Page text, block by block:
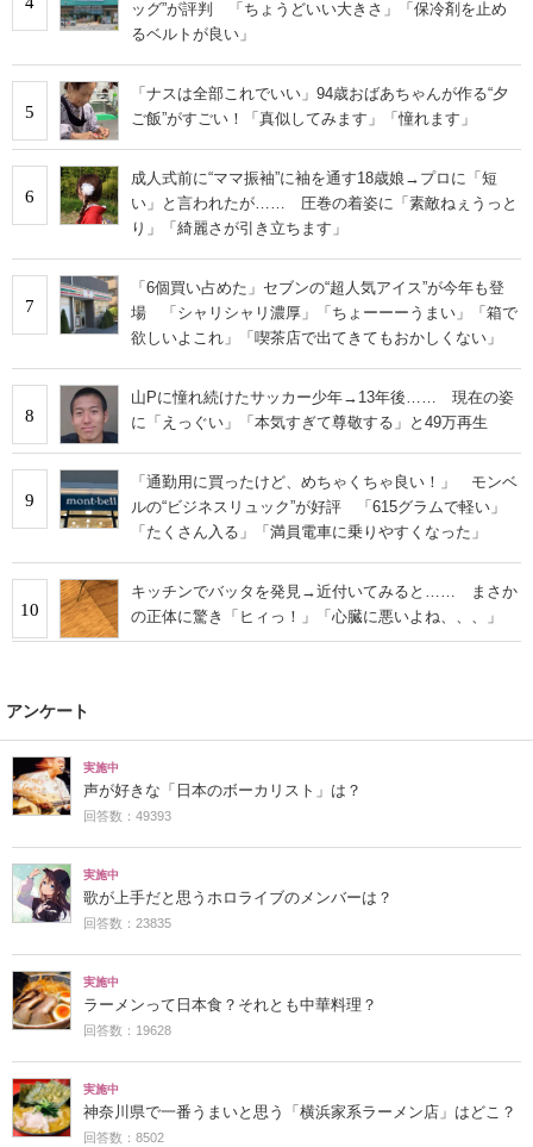
ッグ”が評判 「ちょうどいい大きさ」「保冷剤を止め
るベルトが良い」
5
「ナスは全部これでいい」94歳おばあちゃんが作る“夕
ご飯”がすごい！「真似してみます」「憧れます」
6
成人式前に“ママ振袖”に袖を通す18歳娘→プロに「短
い」と言われたが…… 圧巻の着姿に「素敵ねぇうっと
り」「綺麗さが引き立ちます」
7
「6個買い占めた」セブンの“超人気アイス”が今年も登
場 「シャリシャリ濃厚」「ちょーーーうまい」「箱で
欲しいよこれ」「喫茶店で出てきてもおかしくない」
8
山Pに憧れ続けたサッカー少年→13年後…… 現在の姿
に「えっぐい」「本気すぎて尊敬する」と49万再生
9
「通勤用に買ったけど、めちゃくちゃ良い！」 モンベ
ルの“ビジネスリュック”が好評 「615グラムで軽い」
「たくさん入る」「満員電車に乗りやすくなった」
10
キッチンでバッタを発見→近付いてみると…… まさか
の正体に驚き「ヒィっ！」「心臓に悪いよね、、、」
アンケート
実施中
声が好きな「日本のボーカリスト」は？
回答数：49393
実施中
歌が上手だと思うホロライブのメンバーは？
回答数：23835
実施中
ラーメンって日本食？それとも中華料理？
回答数：19628
実施中
神奈川県で一番うまいと思う「横浜家系ラーメン店」はどこ？
回答数：8502